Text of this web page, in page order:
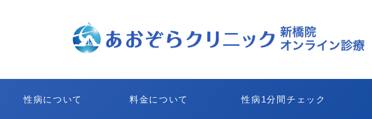
性病について 料金について 性病1分間チェック